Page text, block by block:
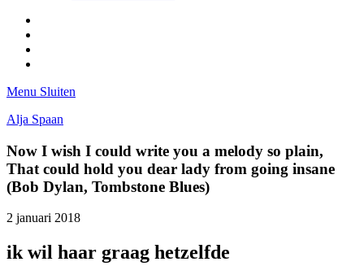
Menu Sluiten
Alja Spaan
Now I wish I could write you a melody so plain,
That could hold you dear lady from going insane
(Bob Dylan, Tombstone Blues)
2 januari 2018
ik wil haar graag hetzelfde